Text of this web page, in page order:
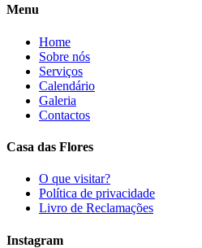
Menu
Home
Sobre nós
Serviços
Calendário
Galeria
Contactos
Casa das Flores
O que visitar?
Política de privacidade
Livro de Reclamações
Instagram